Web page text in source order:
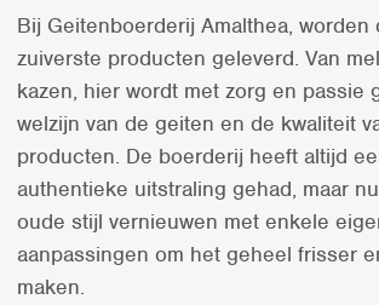
Bij Geitenboerderij Amalthea, worden
zuiverste producten geleverd. Van
kazen, hier wordt met zorg en passie
welzijn van de geiten en de kwaliteit
producten. De boerderij heeft altijd
authentieke uitstraling gehad, maar
oude stijl vernieuwen met enkele
aanpassingen om het geheel frisser
maken.